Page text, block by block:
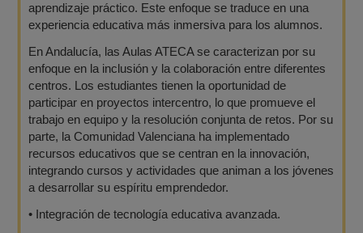
aprendizaje práctico. Este enfoque se traduce en una
experiencia educativa más inmersiva para los alumnos.
En Andalucía, las Aulas ATECA se caracterizan por su
enfoque en la inclusión y la colaboración entre diferentes
centros. Los estudiantes tienen la oportunidad de
participar en proyectos intercentro, lo que promueve el
trabajo en equipo y la resolución conjunta de retos. Por su
parte, la Comunidad Valenciana ha implementado
recursos educativos que se centran en la innovación,
integrando cursos y actividades que animan a los jóvenes
a desarrollar su espíritu emprendedor.
• Integración de tecnología educativa avanzada.